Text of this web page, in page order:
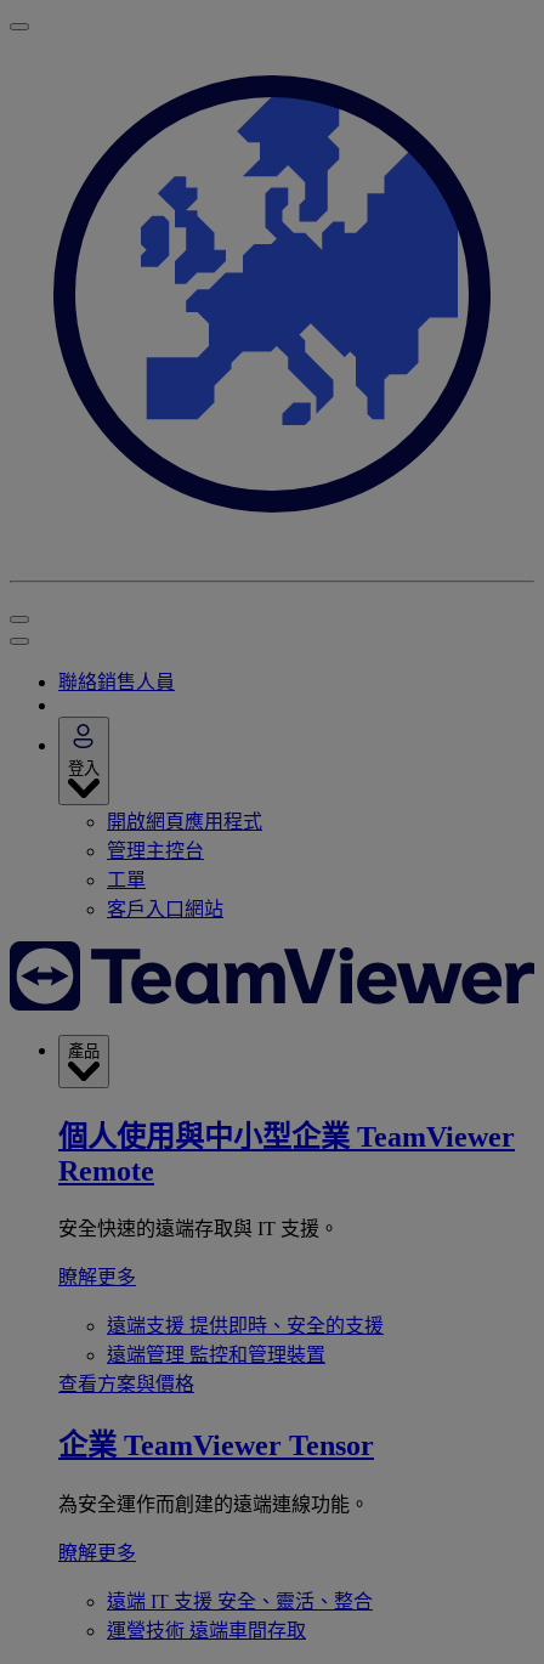
聯絡銷售人員
登入
開啟網頁應用程式
管理主控台
工單
客戶入口網站
產品
個人使用與中小型企業 TeamViewer
Remote
安全快速的遠端存取與 IT 支援。
瞭解更多
遠端支援 提供即時、安全的支援
遠端管理 監控和管理裝置
查看方案與價格
企業 TeamViewer Tensor
為安全運作而創建的遠端連線功能。
瞭解更多
遠端 IT 支援 安全、靈活、整合
運營技術 遠端車間存取